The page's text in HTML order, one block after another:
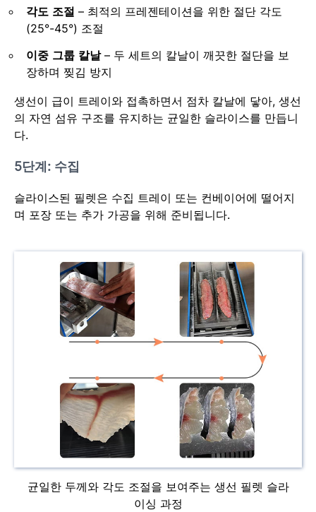
각도 조절 – 최적의 프레젠테이션을 위한 절단 각도
(25°-45°) 조절
이중 그룹 칼날– 두 세트의 칼날이 깨끗한 절단을 보
장하며 찢김 방지
생선이 급이 트레이와 접촉하면서 점차 칼날에 닿아, 생선
의 자연 섬유 구조를 유지하는 균일한 슬라이스를 만듭니
다.
5단계: 수집
슬라이스된 필렛은 수집 트레이 또는 컨베이어에 떨어지
며 포장 또는 추가 가공을 위해 준비됩니다.
균일한 두께와 각도 조절을 보여주는 생선 필렛 슬라
이싱 과정